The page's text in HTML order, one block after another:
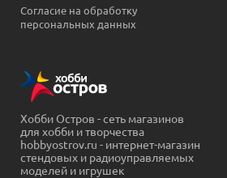
Согласие на обработку
персональных данных
Хобби Остров - сеть магазинов
для хобби и творчества
hobbyostrov.ru - интернет-магазин
стендовых и радиоуправляемых
моделей и игрушек